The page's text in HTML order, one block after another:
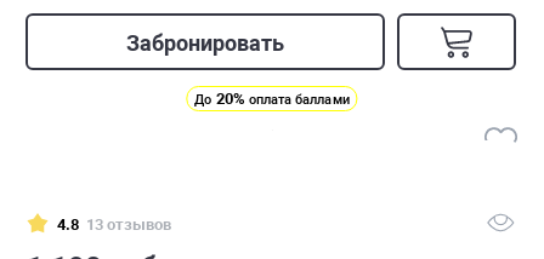
Забронировать
До 20% оплата баллами
4.8 13 отзывов